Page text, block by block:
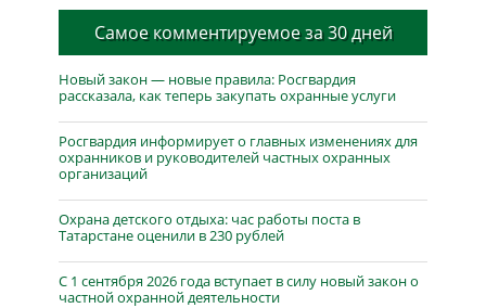
Самое комментируемое за 30 дней
Новый закон — новые правила: Росгвардия
рассказала, как теперь закупать охранные услуги
Росгвардия информирует о главных изменениях для
охранников и руководителей частных охранных
организаций
Охрана детского отдыха: час работы поста в
Татарстане оценили в 230 рублей
С 1 сентября 2026 года вступает в силу новый закон о
частной охранной деятельности